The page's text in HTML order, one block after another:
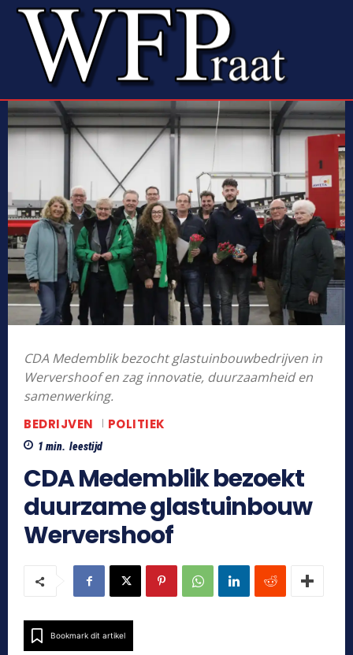
CDA Medemblik bezocht glastuinbouwbedrijven in
Wervershoof en zag innovatie, duurzaamheid en
samenwerking.
BEDRIJVEN POLITIEK
1 min. leestijd
CDA Medemblik bezoekt
duurzame glastuinbouw
Wervershoof
Bookmark dit artikel